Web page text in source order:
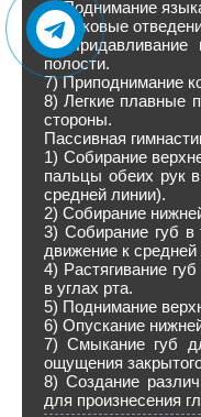
4) Поднимание
5) Боковые
6) Придавливание
полости.
7) Приподнимание
8) Легкие плавные
стороны.
Пассивная
1) Собирание
пальцы обеих рук
средней линии).
2) Собирание
3) Собирание губ в
движение к средней
4) Растягивание
в углах рта.
5) Поднимание
6) Опускание
7) Смыкание губ
ощущения
8) Создание
для произнесения